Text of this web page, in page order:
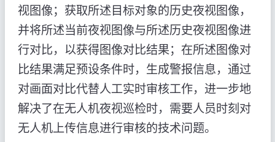
视图像；获取所述目标对象的历史夜视图像，
并将所述当前夜视图像与所述历史夜视图像进
行对比，以获得图像对比结果；在所述图像对
比结果满足预设条件时，生成警报信息，通过
对画面对比代替人工实时审核工作，进一步地
解决了在无人机夜视巡检时，需要人员时刻对
无人机上传信息进行审核的技术问题。